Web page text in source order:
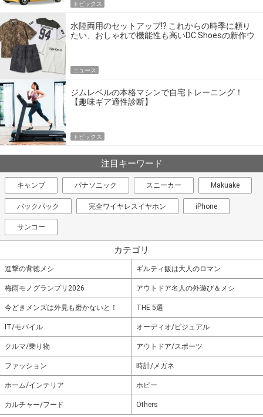
トピックス
水陸両用のセットアップ!? これからの時季に頼り
たい、おしゃれで機能性も高いDC Shoesの新作ウ
ニュース
ジムレベルの本格マシンで自宅トレーニング！
【趣味ギア適性診断】
トピックス
注目キーワード
キャンプ パナソニック スニーカー Makuake
バックパック 完全ワイヤレスイヤホン iPhone
サンコー
カテゴリ
進撃の背徳メシ ギルティ飯は大人のロマン
梅雨モノグランプリ2026 アウトドア名人の外遊び＆メシ
今どきメンズは外見も磨かないと！ THE 5選
IT/モバイル オーディオ/ビジュアル
クルマ/乗り物 アウトドア/スポーツ
ファッション 時計/メガネ
ホーム/インテリア ホビー
カルチャー/フード Others